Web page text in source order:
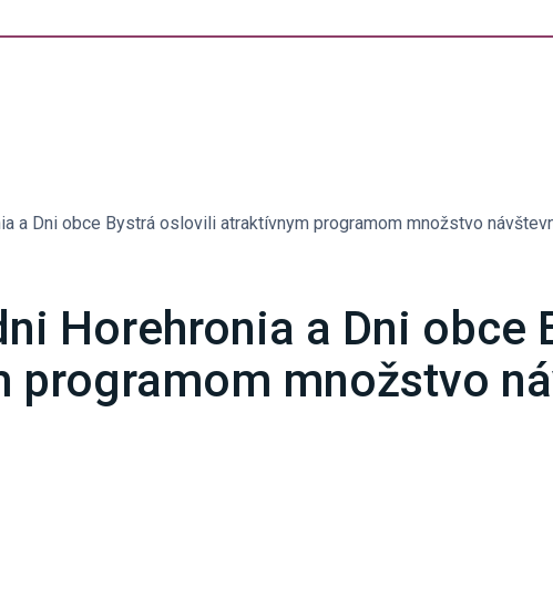
a Dni obce Bystrá oslovili atraktívnym programom množstvo
Horehronia a Dni obce
programom množstvo